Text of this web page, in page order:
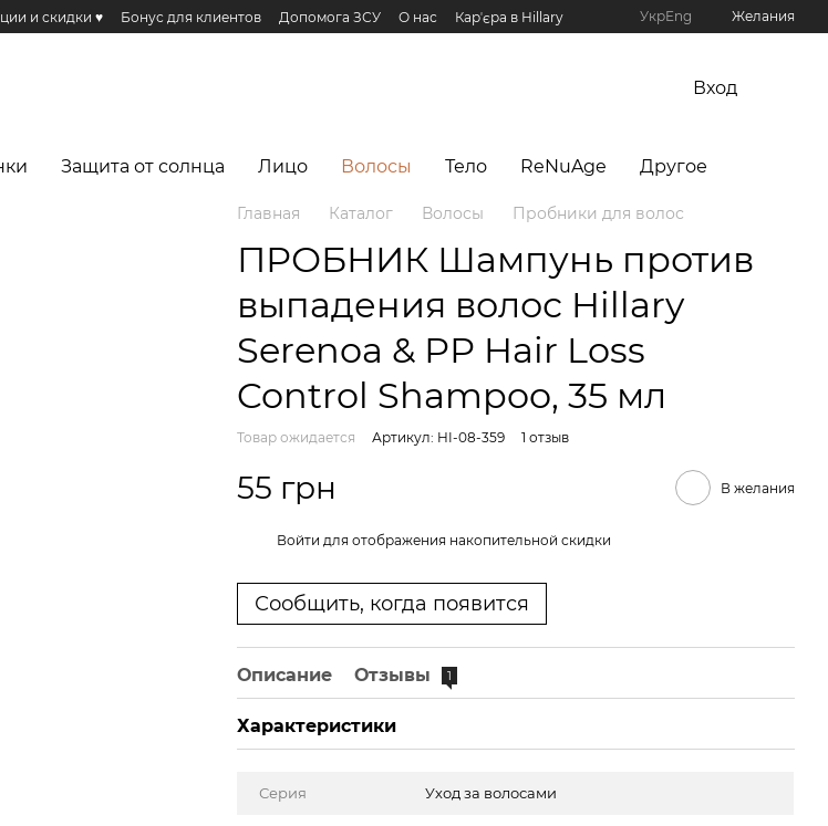
и скидки ♥️ Бонус для клиентов Допомога ЗСУ О нас
Карʼєра в Hillary
сертификаты и сертификация
Реферальная программа Hillary
УкрEng Желания
Вход
Защита от солнца Лицо Волосы Тело ReNuAge Другое
Главная Каталог Волосы Пробники для волос
ПРОБНИК Шампунь против
выпадения волос Hillary
Serenoa & РР Hair Loss
Control Shampoo, 35 мл
Товар ожидается Артикул: HI-08-359 1 отзыв
55 грн В желания
Войти для отображения накопительной скидки
Сообщить, когда появится
Описание Отзывы 1
Характеристики
Серия Уход за волосами